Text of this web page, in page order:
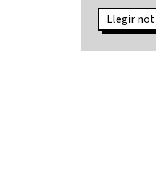
Llegir